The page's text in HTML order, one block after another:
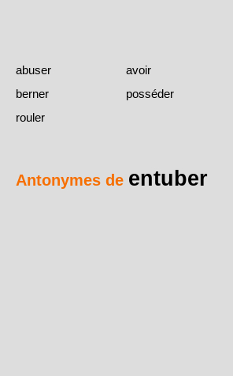
abuser
avoir
berner
posséder
rouler
Antonymes de entuber